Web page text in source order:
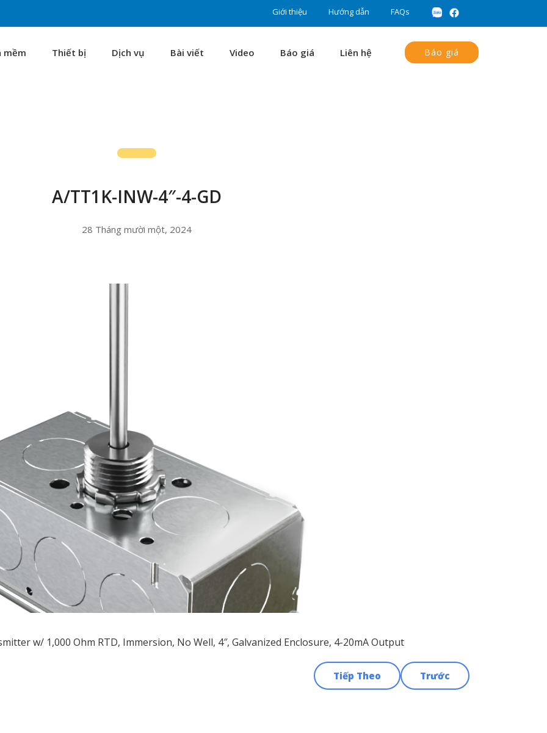
Giới thiệu Hướng dẫn FAQs
mềm Thiết bị Dịch vụ Bài viết Video Báo giá Liên hệ Báo giá
A/TT1K-INW-4″-4-GD
28 Tháng mười một, 2024
w/ 1,000 Ohm RTD, Immersion, No Well, 4″, Galvanized Enclosure, 4-20mA Output
Trước
Tiếp Theo